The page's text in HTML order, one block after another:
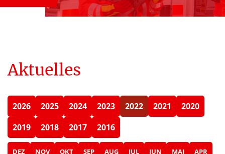
Aktuelles
2026 2025 2024 2023 2022 2021
2020
2019
2018 2017 2016
DEZ NOV OKT SEP AUG JUL JUN MAI APR